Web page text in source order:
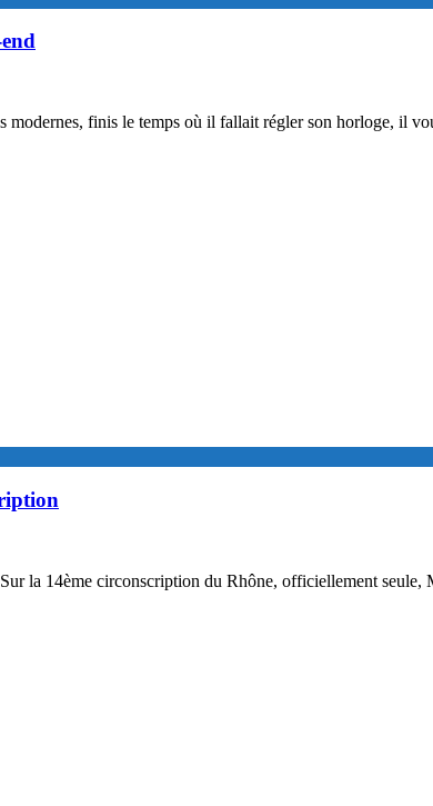
modernes, finis le temps où il fallait régler son horloge, il
la 14ème circonscription du Rhône, officiellement